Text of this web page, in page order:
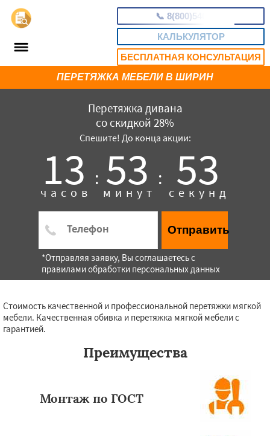
📞 8(800)5403465
КАЛЬКУЛЯТОР
БЕСПЛАТНАЯ КОНСУЛЬТАЦИЯ
Перетяжка дивана
со скидкой 28%
Спешите! До конца акции:
13 :
часов 53 :
минут 52
секунд
Отправить
*Отправляя заявку, Вы соглашаетесь с
правилами обработки персональных данных
ПЕРЕТЯЖКА МЕБЕЛИ В ШИРИН
Стоимость качественной и профессиональной перетяжки мягкой
мебели. Качественная обивка и перетяжка мягкой мебели с
гарантией.
Преимущества
Монтаж по ГОСТ